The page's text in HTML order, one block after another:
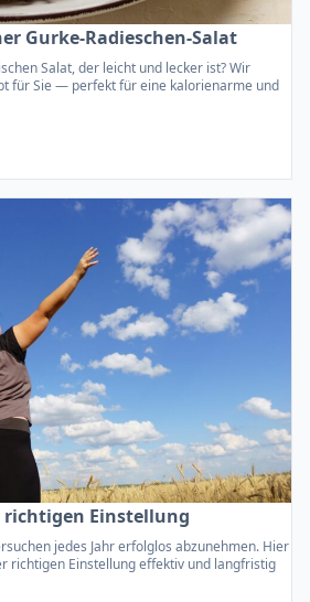
Gurke-Radieschen-Salat
Salat, der leicht und lecker ist? Wir
für Sie — perfekt für eine kalorienarme und
Einstellung
jedes Jahr erfolglos abzunehmen. Hier
richtigen Einstellung effektiv und langfristig